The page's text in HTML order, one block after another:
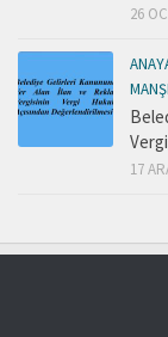
26
17